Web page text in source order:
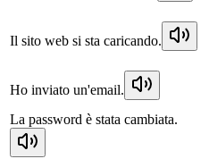
Il sito web si sta caricando.
Ho inviato un'email.
La password è stata cambiata.